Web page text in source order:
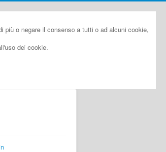
o negare il consenso a tutti o ad alcuni cookie,
dei cookie.